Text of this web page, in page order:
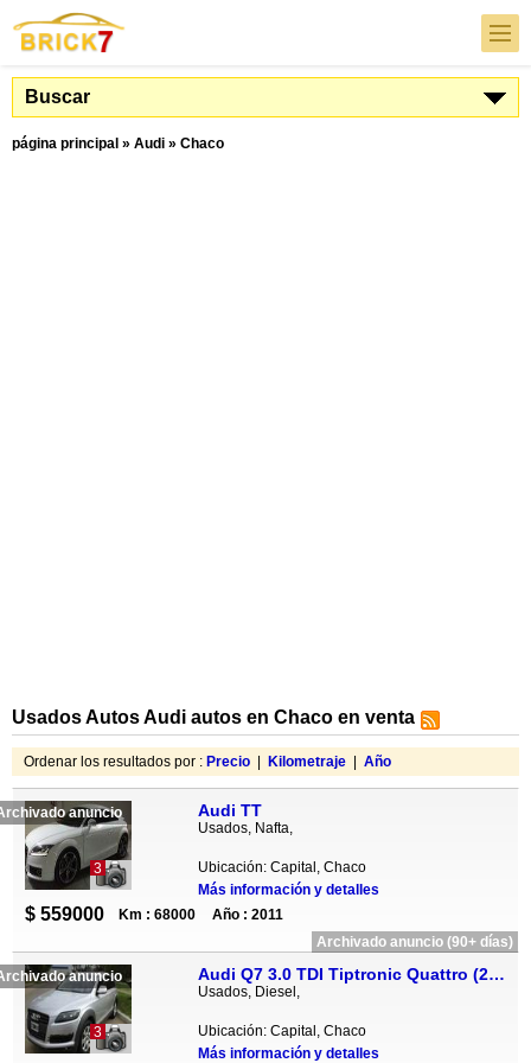
Buscar
página principal » Audi » Chaco
Usados Autos Audi autos en Chaco en venta
Ordenar los resultados por : Precio Kilometraje Año
anuncio
3
Audi TT
Usados, Nafta,
Ubicación: Capital, Chaco
Más información y detalles
$ 559000 Km : 68000
Año : 2011
Archivado anuncio (90+ días)
anuncio
3
Audi Q7 3.0 TDI Tiptronic Quattro (233cv)
Usados, Diesel,
Ubicación: Capital, Chaco
Más información y detalles